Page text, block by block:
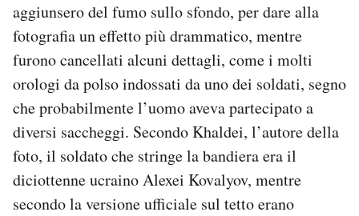
aggiunsero del fumo sullo sfondo, per dare alla
fotografia un effetto più drammatico, mentre
furono cancellati alcuni dettagli, come i molti
orologi da polso indossati da uno dei soldati, segno
che probabilmente l’uomo aveva partecipato a
diversi saccheggi. Secondo Khaldei, l’autore della
foto, il soldato che stringe la bandiera era il
diciottenne ucraino Alexei Kovalyov, mentre
secondo la versione ufficiale sul tetto erano